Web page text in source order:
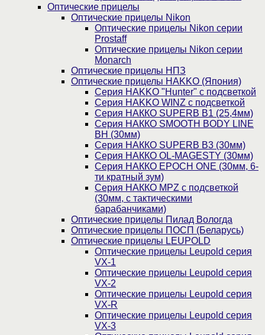
Оптические прицелы
Оптические прицелы Nikon
Оптические прицелы Nikon серии
Prostaff
Оптические прицелы Nikon серии
Monarch
Оптические прицелы НПЗ
Оптические прицелы HAKKO (Япония)
Cерия HAKKO "Hunter" с подсветкой
Серия НAKKO WINZ с подсветкой
Серия НАККО SUPERB B1 (25,4мм)
Серия НАККО SMOOTH BODY LINE
BH (30мм)
Серия НАККО SUPERB B3 (30мм)
Серия НАККО OL-MAGESTY (30мм)
Серия НАККО EPOCH ONE (30мм, 6-
ти кратный зум)
Серия НАККО MPZ с подсветкой
(30мм, c тактическими
барабанчиками)
Оптические прицелы Пилад Вологда
Оптические прицелы ПОСП (Беларусь)
Оптические прицелы LEUPOLD
Оптические прицелы Leupold серия
VX-1
Оптические прицелы Leupold серия
VX-2
Оптические прицелы Leupold серия
VX-R
Оптические прицелы Leupold серия
VX-3